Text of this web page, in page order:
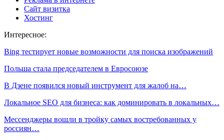
Сайт визитка
Хостинг
Интересное:
Bing тестирует новые возможности для поиска изображений
Польша стала председателем в Евросоюзе
В Дзене появился новый инструмент для жалоб на…
Локальное SEO для бизнеса: как доминировать в локальных…
Мессенджеры вошли в тройку самых востребованных у
россиян…